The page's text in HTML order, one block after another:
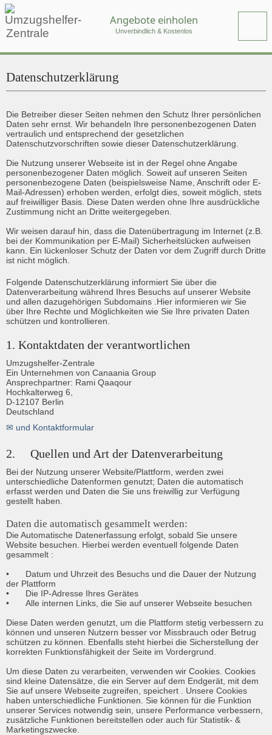
Angebote einholen
Unverbindlich & Kostenlos
Datenschutzerklärung
Die Betreiber dieser Seiten nehmen den Schutz Ihrer persönlichen
Daten sehr ernst. Wir behandeln Ihre personenbezogenen Daten
vertraulich und entsprechend der gesetzlichen
Datenschutzvorschriften sowie dieser Datenschutzerklärung.
Die Nutzung unserer Webseite ist in der Regel ohne Angabe
personenbezogener Daten möglich. Soweit auf unseren Seiten
personenbezogene Daten (beispielsweise Name, Anschrift oder E-
Mail-Adressen) erhoben werden, erfolgt dies, soweit möglich, stets
auf freiwilliger Basis. Diese Daten werden ohne Ihre ausdrückliche
Zustimmung nicht an Dritte weitergegeben.
Wir weisen darauf hin, dass die Datenübertragung im Internet (z.B.
bei der Kommunikation per E-Mail) Sicherheitslücken aufweisen
kann. Ein lückenloser Schutz der Daten vor dem Zugriff durch Dritte
ist nicht möglich.
Folgende Datenschutzerklärung informiert Sie über die
Datenverarbeitung während Ihres Besuchs auf unserer Website
und allen dazugehörigen Subdomains .Hier informieren wir Sie
über Ihre Rechte und Möglichkeiten wie Sie Ihre privaten Daten
schützen und kontrollieren.
1. Kontaktdaten der verantwortlichen
Umzugshelfer-Zentrale
Ein Unternehmen von Canaania Group
Ansprechpartner: Rami Qaaqour
Hochkalterweg 6,
D-12107 Berlin
Deutschland
✉ und Kontaktformular
2.	Quellen und Art der Datenverarbeitung
Bei der Nutzung unserer Website/Plattform, werden zwei
unterschiedliche Datenformen genutzt; Daten die automatisch
erfasst werden und Daten die Sie uns freiwillig zur Verfügung
gestellt haben.
Daten die automatisch gesammelt werden:
Die Automatische Datenerfassung erfolgt, sobald Sie unsere
Website besuchen. Hierbei werden eventuell folgende Daten
gesammelt :
•	Datum und Uhrzeit des Besuchs und die Dauer der Nutzung
der Plattform
•	Die IP-Adresse Ihres Gerätes
•	Alle internen Links, die Sie auf unserer Webseite besuchen
Diese Daten werden genutzt, um die Plattform stetig verbessern zu
können und unseren Nutzern besser vor Missbrauch oder Betrug
schützen zu können. Ebenfalls steht hierbei die Sicherstellung der
korrekten Funktionsfähigkeit der Seite im Vordergrund.
Um diese Daten zu verarbeiten, verwenden wir Cookies. Cookies
sind kleine Datensätze, die ein Server auf dem Endgerät, mit dem
Sie auf unsere Webseite zugreifen, speichert . Unsere Cookies
haben unterschiedliche Funktionen. Sie können für die Funktion
unserer Services notwendig sein, unsere Performance verbessern,
zusätzliche Funktionen bereitstellen oder auch für Statistik- &
Marketingszwecke.